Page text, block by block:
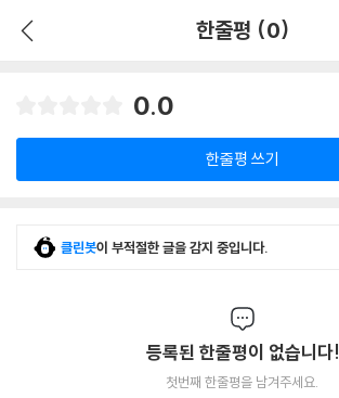
한줄평 (0)
0.0
한줄평 쓰기
클린봇이 부적절한 글을 감지 중입니다.
등록된 한줄평이 없습니다!
첫번째 한줄평을 남겨주세요.